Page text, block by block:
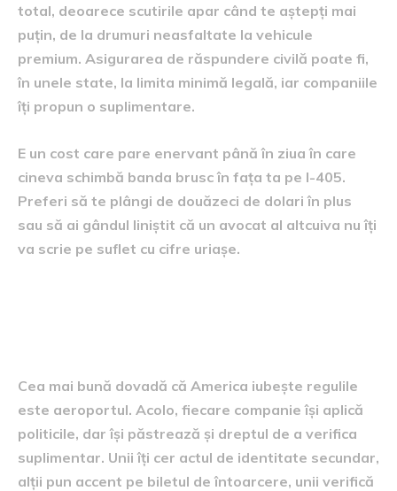
total, deoarece scutirile apar când te aștepți mai
puțin, de la drumuri neasfaltate la vehicule
premium. Asigurarea de răspundere civilă poate fi,
în unele state, la limita minimă legală, iar companiile
îți propun o suplimentare.
E un cost care pare enervant până în ziua în care
cineva schimbă banda brusc în fața ta pe I-405.
Preferi să te plângi de douăzeci de dolari în plus
sau să ai gândul liniștit că un avocat al altcuiva nu îți
va scrie pe suflet cu cifre uriașe.
Cea mai bună dovadă că America iubește regulile
este aeroportul. Acolo, fiecare companie își aplică
politicile, dar își păstrează și dreptul de a verifica
suplimentar. Unii îți cer actul de identitate secundar,
alții pun accent pe biletul de întoarcere, unii verifică